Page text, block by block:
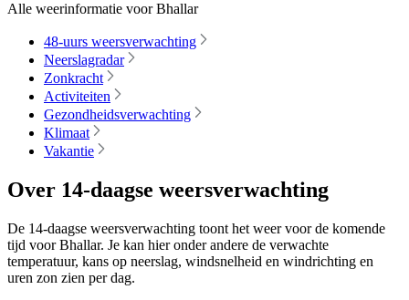
Alle weerinformatie voor Bhallar
48-uurs weersverwachting
Neerslagradar
Zonkracht
Activiteiten
Gezondheidsverwachting
Klimaat
Vakantie
Over 14-daagse weersverwachting
De 14-daagse weersverwachting toont het weer voor de komende
tijd voor Bhallar. Je kan hier onder andere de verwachte
temperatuur, kans op neerslag, windsnelheid en windrichting en
uren zon zien per dag.